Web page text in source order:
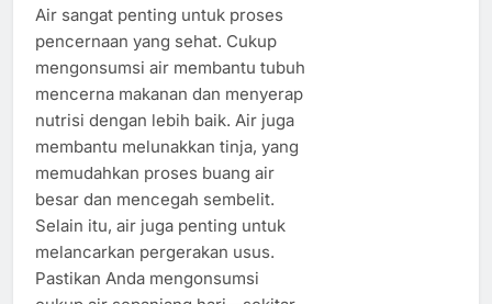
Air sangat penting untuk proses
pencernaan yang sehat. Cukup
mengonsumsi air membantu tubuh
mencerna makanan dan menyerap
nutrisi dengan lebih baik. Air juga
membantu melunakkan tinja, yang
memudahkan proses buang air
besar dan mencegah sembelit.
Selain itu, air juga penting untuk
melancarkan pergerakan usus.
Pastikan Anda mengonsumsi